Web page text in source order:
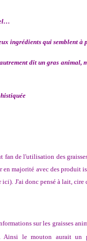
ingrédients qui semblent
dit un gras animal,
fan de l'utilisation des
en majorité avec des produit
ici). J'ai donc pensé à lait,
sur les graisses
Ainsi le mouton aurait un